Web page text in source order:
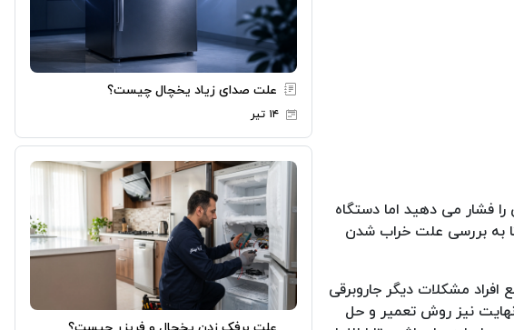
فشار می دهید اما دستگاه
به بررسی علت خراب شدن
افراد مشکلات دیگر جاروبرقی
نیز روش تعمیر و حل
علت صدای زیاد یخچال چیست؟
۱۴ تیر